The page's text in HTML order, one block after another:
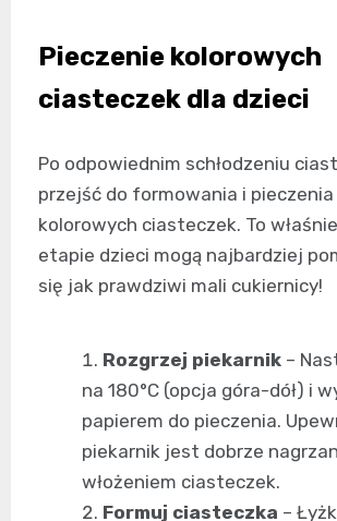
Pieczenie kolorowych
ciasteczek dla dzieci
Po odpowiednim schłodzeniu
przejść do formowania i
kolorowych ciasteczek. To
etapie dzieci mogą najbardziej
się jak prawdziwi mali cukiernicy!
Rozgrzej piekarnik –
na 180°C (opcja góra-dół) i
papierem do pieczenia.
piekarnik jest dobrze
włożeniem ciasteczek.
Formuj ciasteczka –